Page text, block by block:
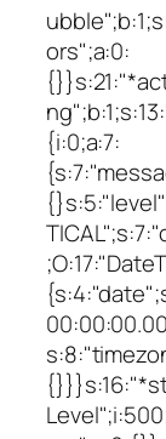
ors";a:0:
{i:0;a:7: